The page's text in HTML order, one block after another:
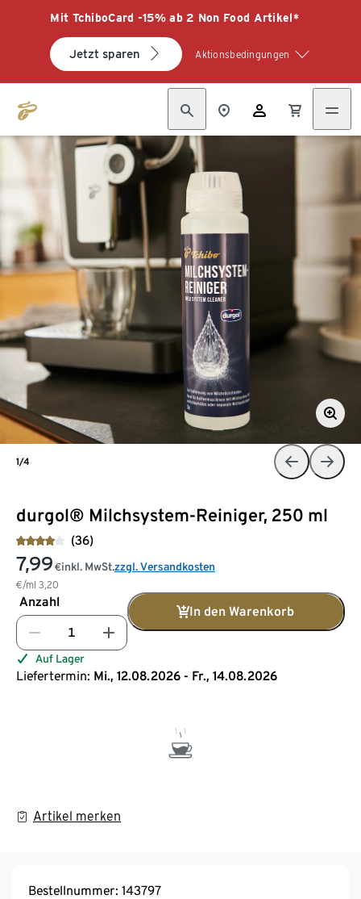
Mit TchiboCard -15% ab 2 Non Food Artikel*
Jetzt sparen Aktionsbedingungen
durgol® Milchsystem-Reiniger​, 250 ml
(36)
7,99 €
€/ml 3,20
inkl. MwSt.zzgl. Versandkosten
Anzahl
In den Warenkorb
Auf Lager
Liefertermin: Mi., 12.08.2026 - Fr., 14.08.2026
Artikel merken
1/4
Bestellnummer: 143797